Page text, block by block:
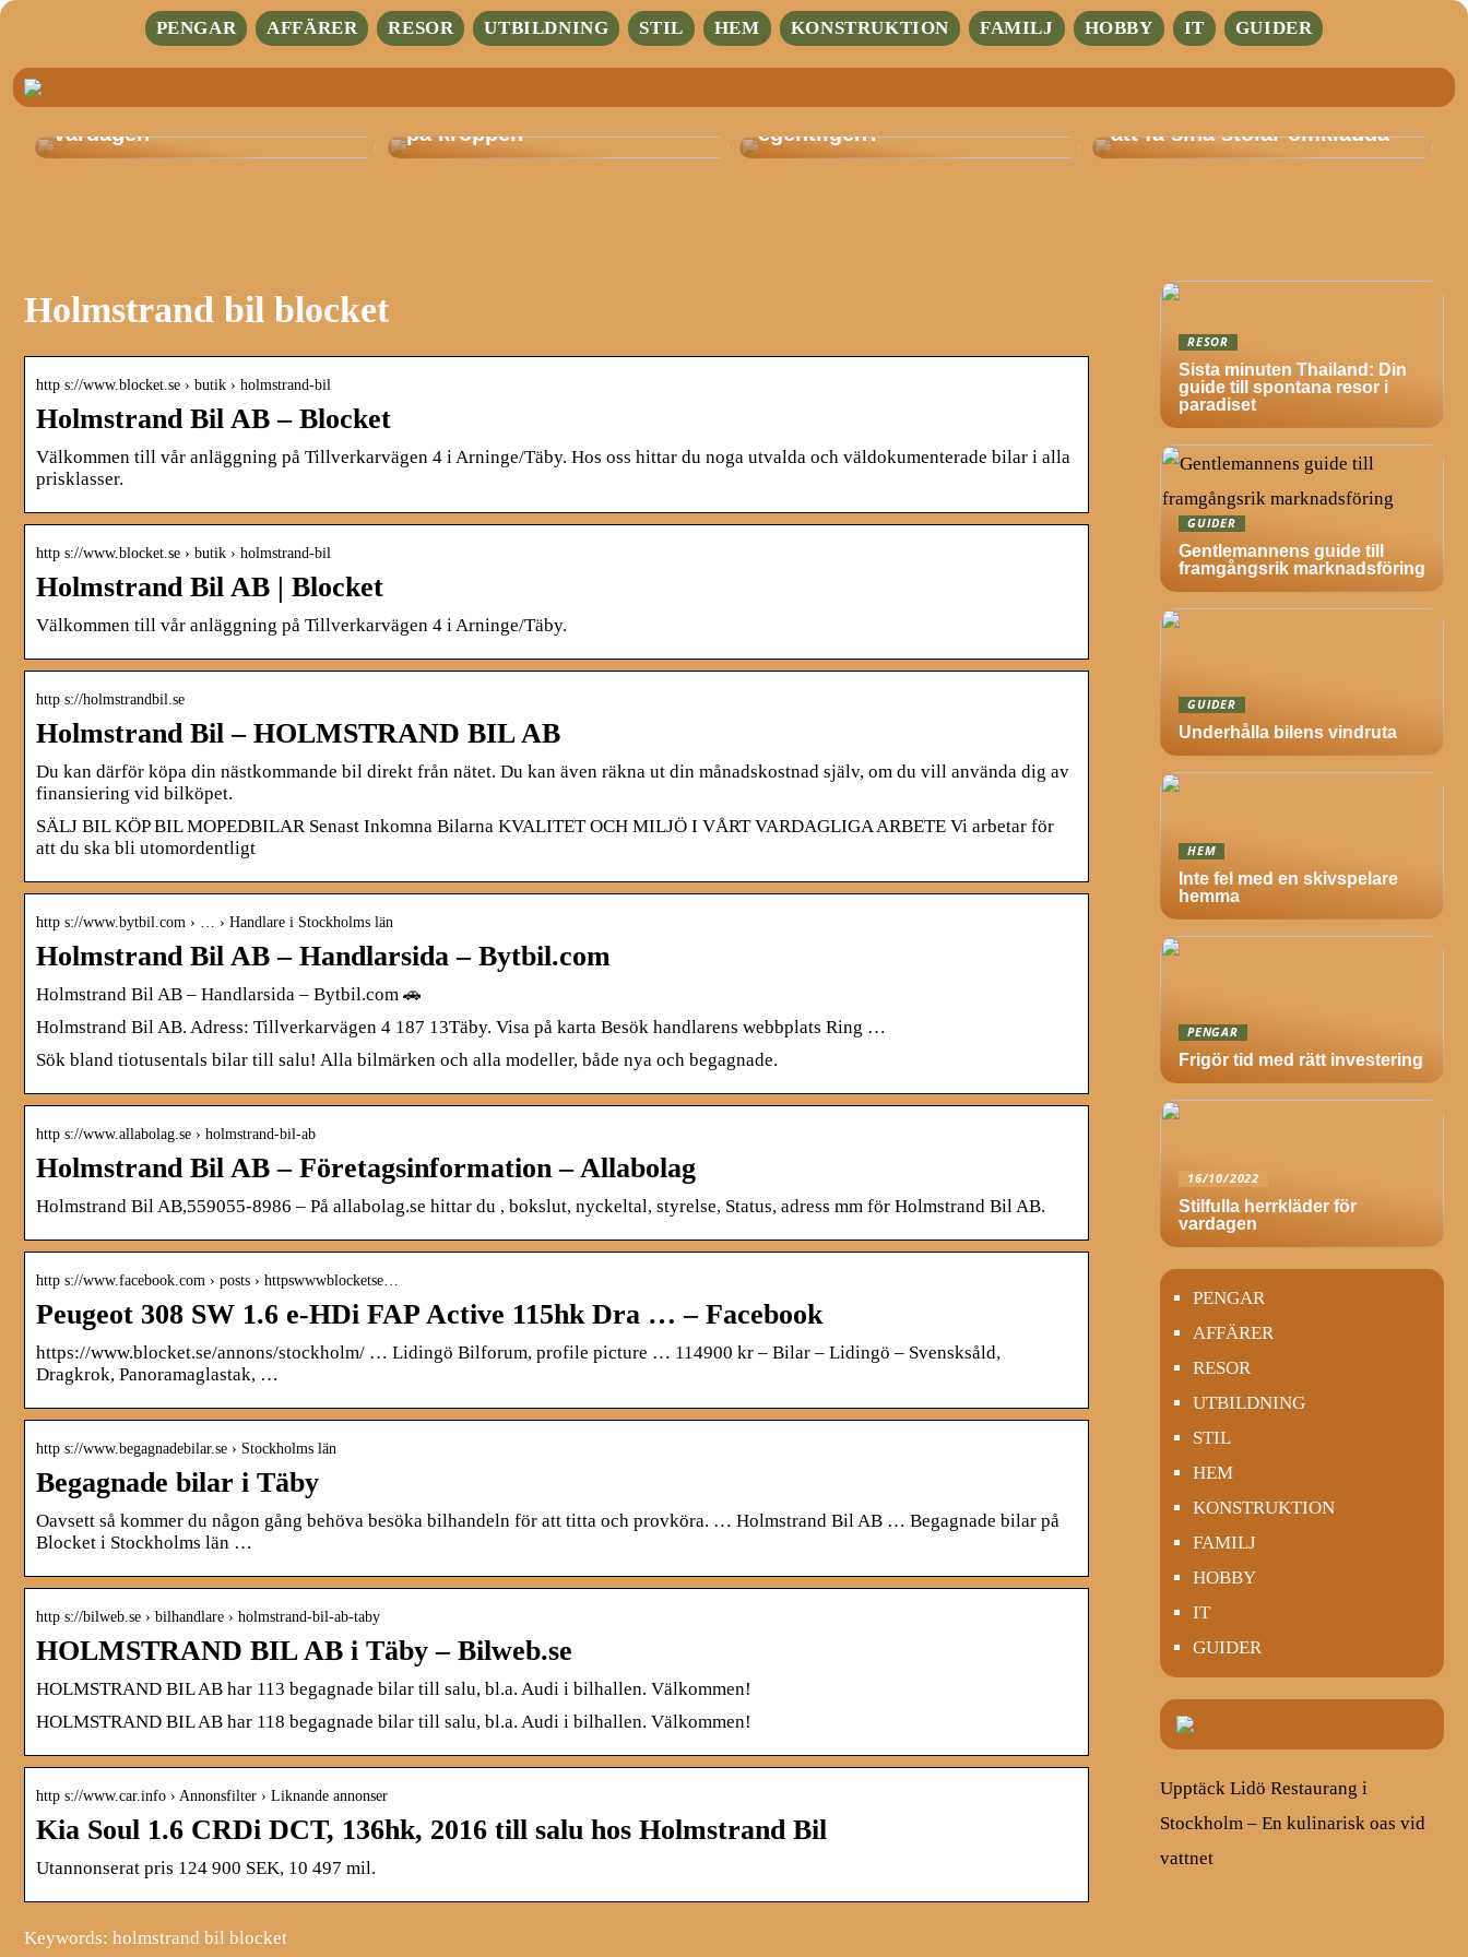
PENGAR AFFÄRER RESOR UTBILDNING STIL HEM KONSTRUKTION FAMILJ HOBBY IT GUIDER
Stilfulla herrkläder för
vardagen
Ta en utbildning med fokus
på kroppen
trädgårdsarbete dig
egentligen?
Det är därför allt fler väljer
att få sina stolar omklädda
Holmstrand bil blocket
http s://www.blocket.se › butik › holmstrand-bil
Holmstrand Bil AB – Blocket
Välkommen till vår anläggning på Tillverkarvägen 4 i Arninge/Täby. Hos oss hittar du noga utvalda och väldokumenterade bilar i alla
prisklasser.
http s://www.blocket.se › butik › holmstrand-bil
Holmstrand Bil AB | Blocket
Välkommen till vår anläggning på Tillverkarvägen 4 i Arninge/Täby.
http s://holmstrandbil.se
Holmstrand Bil – HOLMSTRAND BIL AB
Du kan därför köpa din nästkommande bil direkt från nätet. Du kan även räkna ut din månadskostnad själv, om du vill använda dig av
finansiering vid bilköpet.
SÄLJ BIL KÖP BIL MOPEDBILAR Senast Inkomna Bilarna KVALITET OCH MILJÖ I VÅRT VARDAGLIGA ARBETE Vi arbetar för
att du ska bli utom­ordentligt
http s://www.bytbil.com › … › Handlare i Stockholms län
Holmstrand Bil AB – Handlarsida – Bytbil.com
Holmstrand Bil AB – Handlarsida – Bytbil.com 🚗
Holmstrand Bil AB. Adress: Tillverkarvägen 4 187 13Täby. Visa på karta Besök handlarens webbplats Ring …
Sök bland tiotusentals bilar till salu! Alla bilmärken och alla modeller, både nya och begagnade.
http s://www.allabolag.se › holmstrand-bil-ab
Holmstrand Bil AB – Företagsinformation – Allabolag
Holmstrand Bil AB,559055-8986 – På allabolag.se hittar du , bokslut, nyckeltal, styrelse, Status, adress mm för Holmstrand Bil AB.
http s://www.facebook.com › posts › httpswwwblocketse…
Peugeot 308 SW 1.6 e-HDi FAP Active 115hk Dra … – Facebook
https://www.blocket.se/annons/stockholm/ … Lidingö Bilforum, profile picture … 114900 kr – Bilar – Lidingö – Svensksåld,
Dragkrok, Panoramaglastak, …
http s://www.begagnadebilar.se › Stockholms län
Begagnade bilar i Täby
Oavsett så kommer du någon gång behöva besöka bilhandeln för att titta och provköra. … Holmstrand Bil AB … Begagnade bilar på
Blocket i Stockholms län …
http s://bilweb.se › bilhandlare › holmstrand-bil-ab-taby
HOLMSTRAND BIL AB i Täby – Bilweb.se
HOLMSTRAND BIL AB har 113 begagnade bilar till salu, bl.a. Audi i bilhallen. Välkommen!
HOLMSTRAND BIL AB har 118 begagnade bilar till salu, bl.a. Audi i bilhallen. Välkommen!
http s://www.car.info › Annonsfilter › Liknande annonser
Kia Soul 1.6 CRDi DCT, 136hk, 2016 till salu hos Holmstrand Bil
Utannonserat pris 124 900 SEK, 10 497 mil.
Keywords: holmstrand bil blocket
RESOR
Sista minuten Thailand: Din
guide till spontana resor i
paradiset
GUIDER
Gentlemannens guide till
framgångsrik marknadsföring
GUIDER
Underhålla bilens vindruta
HEM
Inte fel med en skivspelare
hemma
PENGAR
Frigör tid med rätt investering
16/10/2022
Stilfulla herrkläder för
vardagen
PENGAR
AFFÄRER
RESOR
UTBILDNING
STIL
HEM
KONSTRUKTION
FAMILJ
HOBBY
IT
GUIDER
Upptäck Lidö Restaurang i
Stockholm – En kulinarisk oas vid
vattnet